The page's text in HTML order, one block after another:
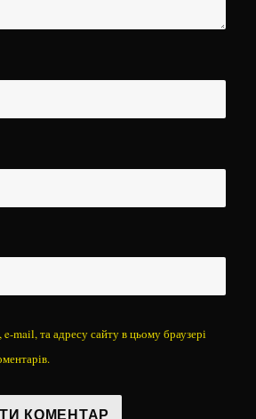
e-mail, та адресу сайту в цьому браузері